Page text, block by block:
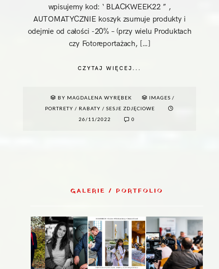
wpisujemy kod: ‘ BLACKWEEK22 ” ,
AUTOMATYCZNIE koszyk zsumuje produkty i
odejmie od całości -20% – (przy wielu Produktach
czy Fotoreportażach, […]
CZYTAJ WIĘCEJ...
BY MAGDALENA WYRĘBEK IMAGES /
PORTRETY / RABATY / SESJE ZDJĘCIOWE
26/11/2022
0
GALERIE / PORTFOLIO